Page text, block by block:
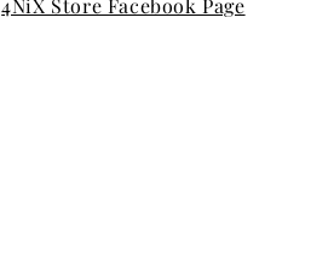
4NiX Store Facebook Page